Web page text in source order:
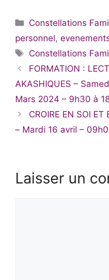
Catégories
Constellations
personnel,
Étiquettes
Constellations
FORMATION :
AKASHIQUES –
Mars 2024 – 9h30 à
CROIRE EN SOI ET
– Mardi 16 avril –
Laisser un